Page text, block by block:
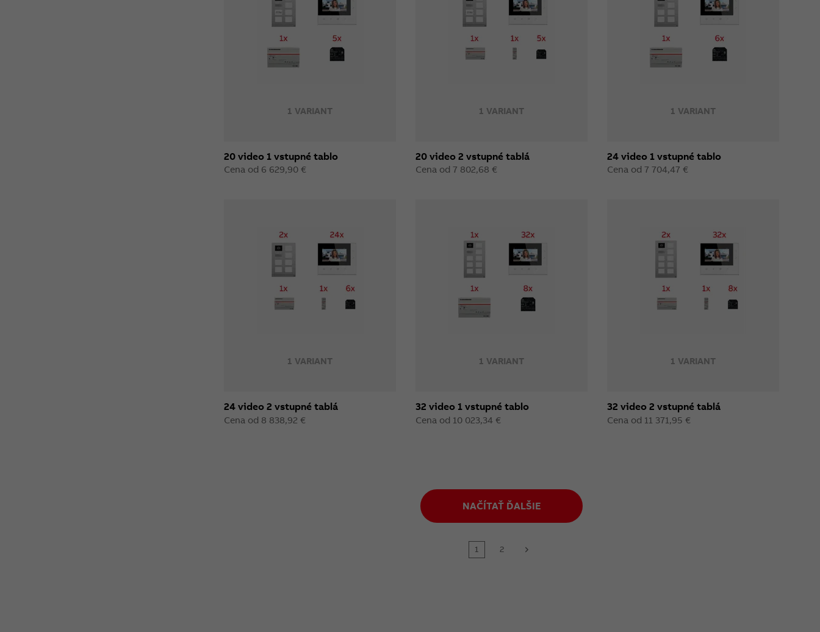
1 VARIANT
20 video 1 vstupné tablo
Cena od 6 629,90 €
1 VARIANT
20 video 2 vstupné tablá
Cena od 7 802,68 €
1 VARIANT
24 video 1 vstupné tablo
Cena od 7 704,47 €
1 VARIANT
24 video 2 vstupné tablá
Cena od 8 838,92 €
1 VARIANT
32 video 1 vstupné tablo
Cena od 10 023,34 €
1 VARIANT
32 video 2 vstupné tablá
Cena od 11 371,95 €
NAČÍTAŤ ĎALŠIE
1
2